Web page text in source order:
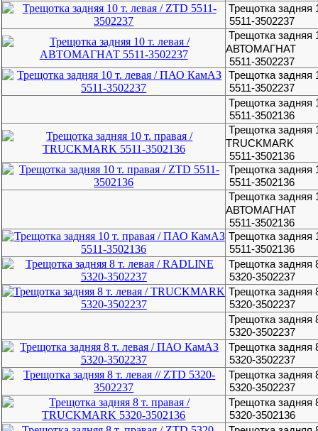
Трещотка задняя
5511-3502237
Трещотка задняя
АВТОМАГНАТ
5511-3502237
Трещотка
5511-3502237
Трещотка задняя
5511-3502136
Трещотка задняя
TRUCKMARK
5511-3502136
Трещотка задняя
5511-3502136
Трещотка задняя
АВТОМАГНАТ
5511-3502136
Трещотка
5511-3502136
Трещотка задняя
5320-3502237
Трещотка задняя
5320-3502237
Трещотка
5320-3502237
Трещотка
5320-3502237
Трещотка задняя
5320-3502237
Трещотка задняя
5320-3502136